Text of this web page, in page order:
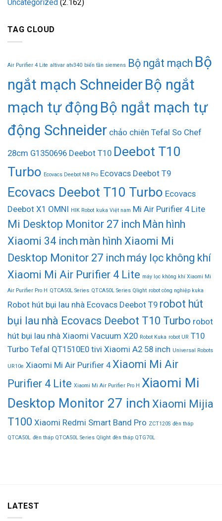
Uncategorized (2.162)
TAG CLOUD
Air Purifier 4 Lite altivar atv340 biến tần siemens Bộ ngắt mạch Bộ
ngắt mạch SchneiderBộ ngắt
mạch tự động Bộ ngắt mạch tự
động Schneider chảo chiên Tefal So Chef
28cm G1350696 Deebot T10 Deebot T10
Turbo Ecovacs Deebot N8 Pro Ecovacs Deebot T9
Ecovacs Deebot T10 Turbo Ecovacs
Deebot X1 OMNI HIK Robot kuka Việt nam Mi Air Purifier 4 Lite
Mi Desktop Monitor 27 inch Màn hình
Xiaomi 34 inch màn hình Xiaomi Mi
Desktop Monitor 27 inch máy lọc không khí
Xiaomi Mi Air Purifier 4 Lite máy lọc không khí Xiaomi Mi
Air Purifier Pro H QTCA50L Series QTCA50L Series Qlight robot công nghiệp kuka
Robot hút bụi lau nhà Ecovacs Deebot T9 robot hút
bụi lau nhà Ecovacs Deebot T10 Turbo robot
hút bụi lau nhà Xiaomi Vacuum X20 Robot Kuka robot UR T10
Turbo Tefal QT1510E0 tivi Xiaomi A2 58 inch Universal Robots
UR10e Xiaomi Mi Air Purifier 4 Xiaomi Mi Air
Purifier 4 Lite Xiaomi Mi Air Purifier Pro H Xiaomi Mi
Desktop Monitor 27 inch Xiaomi Mijia
T100 Xiaomi Redmi Smart Band Pro ZCT120S đèn tháp
QTCA50L đèn tháp QTCA50L Series Qlight đèn tháp QTG70L
LATEST